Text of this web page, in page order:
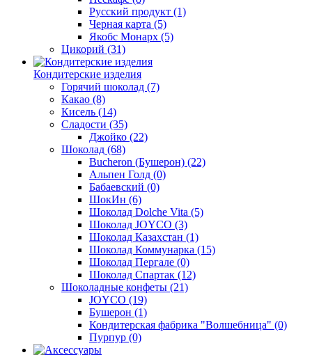
Русский продукт (1)
Черная карта (5)
Якобс Монарх (5)
Цикорий (31)
Кондитерские изделия
Горячий шоколад (7)
Какао (8)
Кисель (14)
Сладости (35)
Джойко (22)
Шоколад (68)
Bucheron (Бушерон) (22)
Альпен Голд (0)
Бабаевский (0)
ШокИн (6)
Шоколад Dolche Vita (5)
Шоколад JOYCO (3)
Шоколад Казахстан (1)
Шоколад Коммунарка (15)
Шоколад Пергале (0)
Шоколад Спартак (12)
Шоколадные конфеты (21)
JOYCO (19)
Бушерон (1)
Кондитерская фабрика "Волшебница" (0)
Пурпур (0)